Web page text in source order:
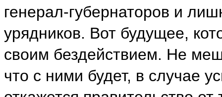
генерал-губернаторов и
урядников. Вот будущее,
своим бездействием. Не
что с ними будет, в случае